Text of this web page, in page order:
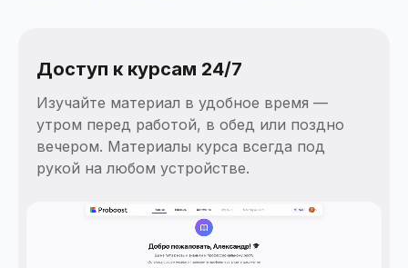
Доступ к курсам 24/7
Изучайте материал в удобное время —
утром перед работой, в обед или поздно
вечером. Материалы курса всегда под
рукой на любом устройстве.